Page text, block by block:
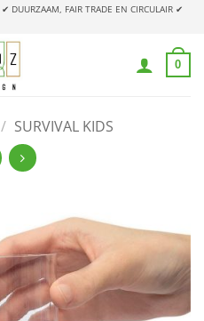
✔ DUURZAAM, FAIR TRADE EN CIRCULAIR ✔
0
/ SURVIVAL KIDS